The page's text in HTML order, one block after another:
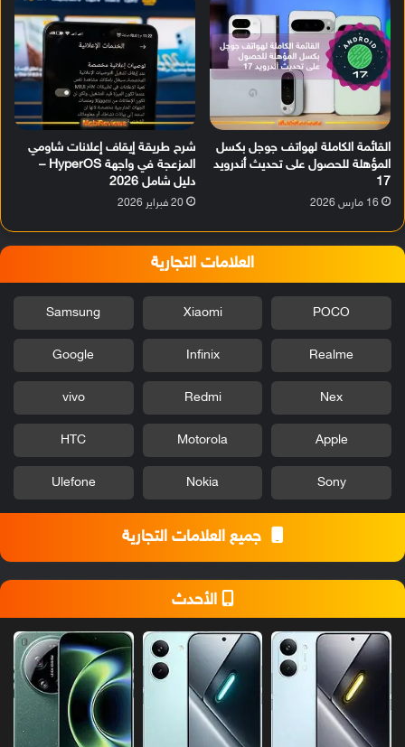
القائمة الكاملة لهواتف جوجل بكسل
المؤهلة للحصول على تحديث أندرويد
17
16 مارس 2026
شرح طريقة إيقاف إعلانات شاومي
المزعجة في واجهة HyperOS –
دليل شامل 2026
20 فبراير 2026
العلامات التجارية
POCO
Xiaomi
Samsung
Realme
Infinix
Google
Nex
Redmi
vivo
Apple
Motorola
HTC
Sony
Nokia
Ulefone
جميع العلامات التجارية
الأحدث